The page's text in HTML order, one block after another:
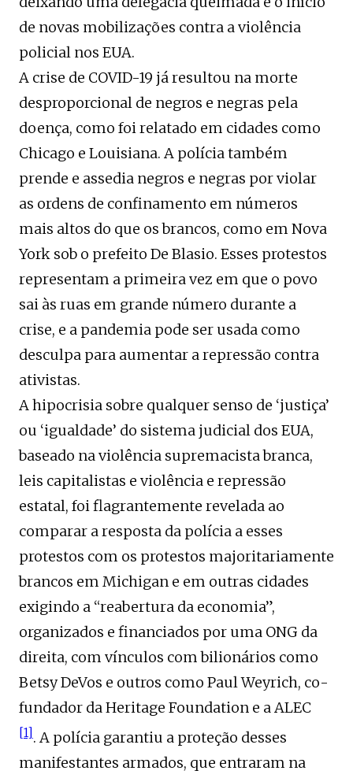
de novas mobilizações contra a violência
policial nos EUA.
A crise de COVID-19 já resultou na morte
desproporcional de negros e negras pela
doença, como foi relatado em cidades como
Chicago e Louisiana. A polícia também
prende e assedia negros e negras por violar
as ordens de confinamento em números
mais altos do que os brancos, como em Nova
York sob o prefeito De Blasio. Esses protestos
representam a primeira vez em que o povo
sai às ruas em grande número durante a
crise, e a pandemia pode ser usada como
desculpa para aumentar a repressão contra
ativistas.
A hipocrisia sobre qualquer senso de ‘justiça’
ou ‘igualdade’ do sistema judicial dos EUA,
baseado na violência supremacista branca,
leis capitalistas e violência e repressão
estatal, foi flagrantemente revelada ao
comparar a resposta da polícia a esses
protestos com os protestos majoritariamente
brancos em Michigan e em outras cidades
exigindo a “reabertura da economia”,
organizados e financiados por uma ONG da
direita, com vínculos com bilionários como
Betsy DeVos e outros como Paul Weyrich, co-
fundador da Heritage Foundation e a ALEC
[1] . A polícia garantiu a proteção desses
manifestantes armados, que entraram na